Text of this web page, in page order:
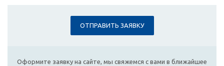
ОТПРАВИТЬ ЗАЯВКУ
Оформите заявку на сайте, мы свяжемся с вами в ближайшее